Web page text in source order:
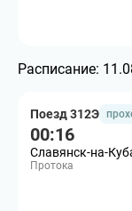
Расписание:
Поезд 312Э
00:16
Славянск-на-
Протока